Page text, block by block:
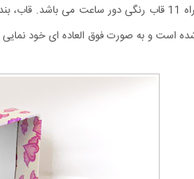
کند. این ساعت دارای 6 بند رنگی قابل تعویض به
است و به صورت فوق العاده ای خود نمایی